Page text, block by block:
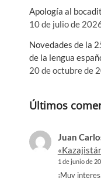
Apología al
10 de julio de
Novedades de la
de la lengua
20 de octubre de
Últimos
Juan
1 de junio de
¡Muy